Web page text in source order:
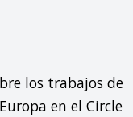
los trabajos de
en el Circle